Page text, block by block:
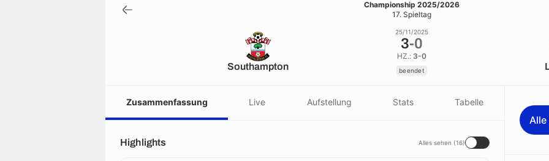
Championship 2025/2026
17. Spieltag
Southampton
25/11/2025
3-0
HZ.: 3-0
beendet
Zusammenfassung Live Aufstellung Stats Tabelle
Highlights Alles sehen (16)
Alle